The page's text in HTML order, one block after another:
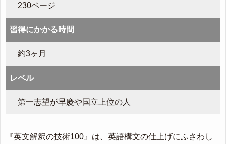
230ページ
習得にかかる時間
約3ヶ月
レベル
第一志望が早慶や国立上位の人
『英文解釈の技術100』は、英語構文の仕上げにふさわし